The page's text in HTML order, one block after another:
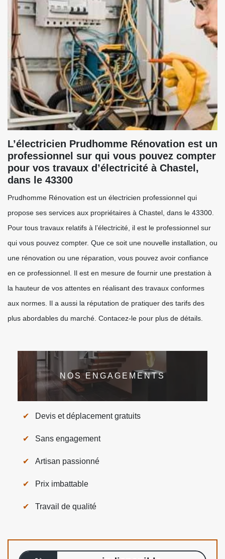
L’électricien Prudhomme Rénovation est un
professionnel sur qui vous pouvez compter
pour vos travaux d’électricité à Chastel,
dans le 43300
Prudhomme Rénovation est un électricien professionnel qui
propose ses services aux propriétaires à Chastel, dans le 43300.
Pour tous travaux relatifs à l’électricité, il est le professionnel sur
qui vous pouvez compter. Que ce soit une nouvelle installation, ou
une rénovation ou une réparation, vous pouvez avoir confiance
en ce professionnel. Il est en mesure de fournir une prestation à
la hauteur de vos attentes en réalisant des travaux conformes
aux normes. Il a aussi la réputation de pratiquer des tarifs des
plus abordables du marché. Contacez-le pour plus de détails.
NOS ENGAGEMENTS
Devis et déplacement gratuits
Sans engagement
Artisan passionné
Prix imbattable
Travail de qualité